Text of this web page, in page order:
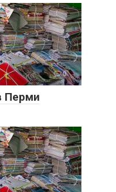
0
Перми